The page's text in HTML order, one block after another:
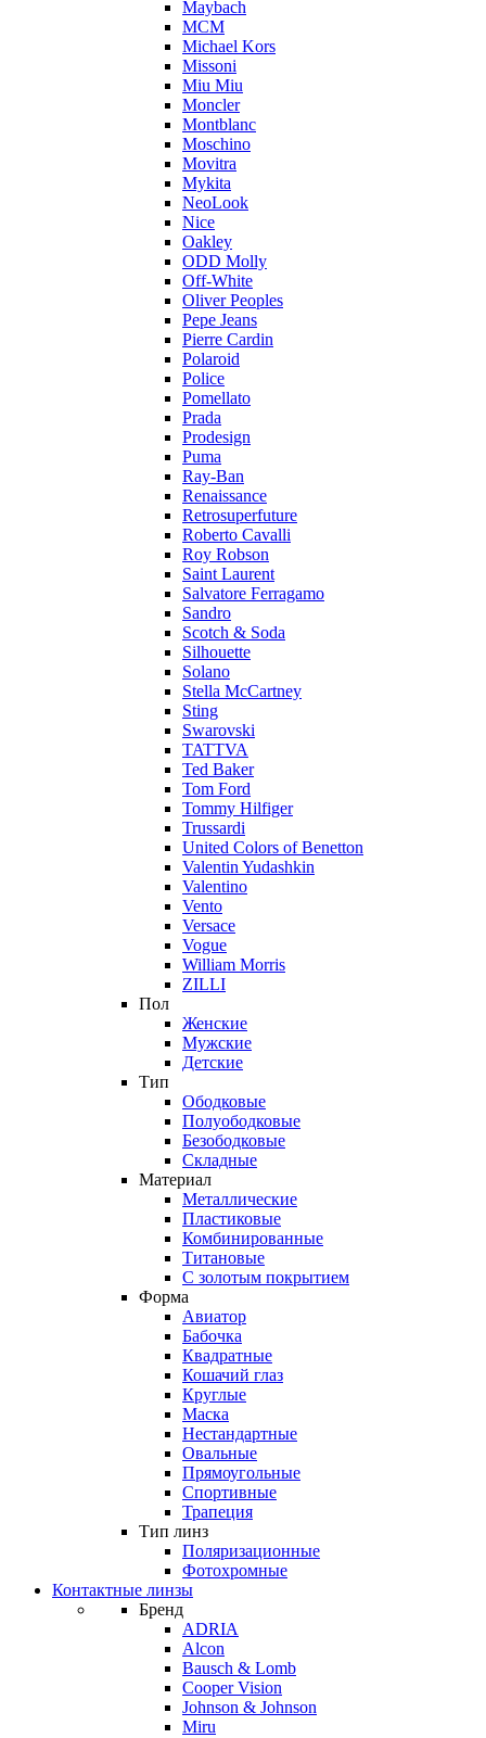
Maybach
MCM
Michael Kors
Missoni
Miu Miu
Moncler
Montblanc
Moschino
Movitra
Mykita
NeoLook
Nice
Oakley
ODD Molly
Off-White
Oliver Peoples
Pepe Jeans
Pierre Cardin
Polaroid
Police
Pomellato
Prada
Prodesign
Puma
Ray-Ban
Renaissance
Retrosuperfuture
Roberto Cavalli
Roy Robson
Saint Laurent
Salvatore Ferragamo
Sandro
Scotch & Soda
Silhouette
Solano
Stella McCartney
Sting
Swarovski
TATTVA
Ted Baker
Tom Ford
Tommy Hilfiger
Trussardi
United Colors of Benetton
Valentin Yudashkin
Valentino
Vento
Versace
Vogue
William Morris
ZILLI
Пол
Женские
Мужские
Детские
Тип
Ободковые
Полуободковые
Безободковые
Складные
Материал
Металлические
Пластиковые
Комбинированные
Титановые
С золотым покрытием
Форма
Авиатор
Бабочка
Квадратные
Кошачий глаз
Круглые
Маска
Нестандартные
Овальные
Прямоугольные
Спортивные
Трапеция
Тип линз
Поляризационные
Фотохромные
Контактные линзы
Бренд
ADRIA
Alcon
Bausch & Lomb
Cooper Vision
Johnson & Johnson
Miru